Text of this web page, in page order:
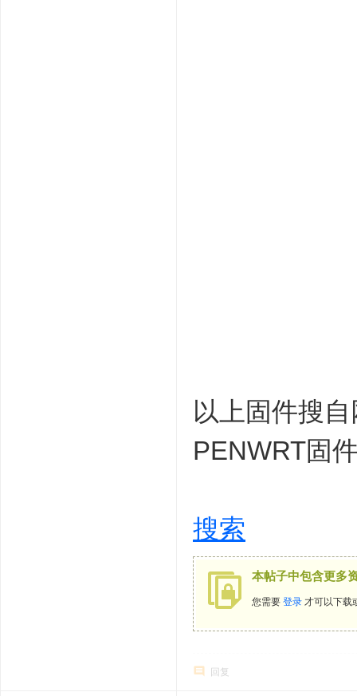
以上固件搜
PENWRT固
搜索
本帖子中包含更多
您需要 登录 才可以下载
回复